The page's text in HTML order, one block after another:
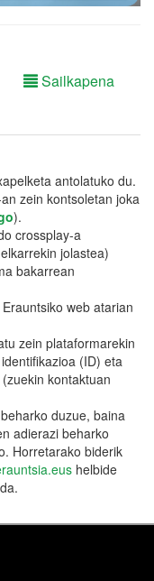
Sailkapena
antolatuko du.
zein kontsoletan joka
).
crossplay-a
jolastea)
bakarrean
web atarian
zein plataformarekin
(ID) eta
kontaktuan
duzue, baina
adierazi beharko
Horretarako biderik
helbide